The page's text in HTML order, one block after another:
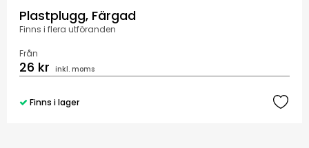
Plastplugg, Färgad
Finns i flera utföranden
Från
26 kr inkl. moms
Finns i lager